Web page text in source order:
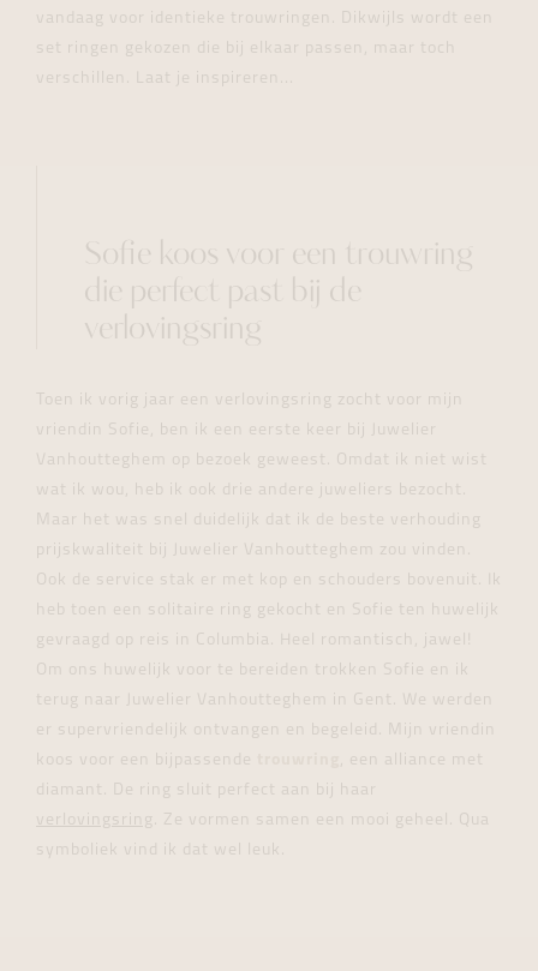
vandaag voor identieke trouwringen. Dikwijls wordt een
set ringen gekozen die bij elkaar passen, maar toch
verschillen. Laat je inspireren...
Sofie koos voor een trouwring
die perfect past bij de
verlovingsring
Toen ik vorig jaar een verlovingsring zocht voor mijn
vriendin Sofie, ben ik een eerste keer bij Juwelier
Vanhoutteghem op bezoek geweest. Omdat ik niet wist
wat ik wou, heb ik ook drie andere juweliers bezocht.
Maar het was snel duidelijk dat ik de beste verhouding
prijskwaliteit bij Juwelier Vanhoutteghem zou vinden.
Ook de service stak er met kop en schouders bovenuit. Ik
heb toen een solitaire ring gekocht en Sofie ten huwelijk
gevraagd op reis in Columbia. Heel romantisch, jawel!
Om ons huwelijk voor te bereiden trokken Sofie en ik
terug naar Juwelier Vanhoutteghem in Gent. We werden
er supervriendelijk ontvangen en begeleid. Mijn vriendin
koos voor een bijpassende
, een alliance met
diamant. De ring sluit perfect aan bij haar
verlovingsring . Ze vormen samen een mooi geheel. Qua
symboliek vind ik dat wel leuk.